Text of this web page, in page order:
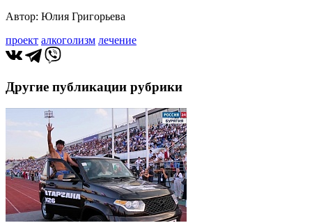
Автор: Юлия Григорьева
проект алкоголизм лечение
Другие публикации рубрики